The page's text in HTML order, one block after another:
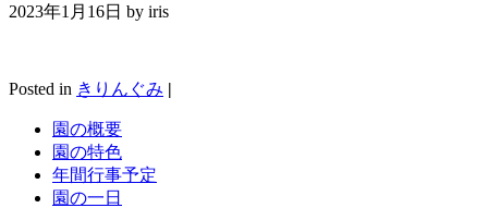
2023年1月16日 by iris
Posted in きりんぐみ |
園の概要
園の特色
年間行事予定
園の一日